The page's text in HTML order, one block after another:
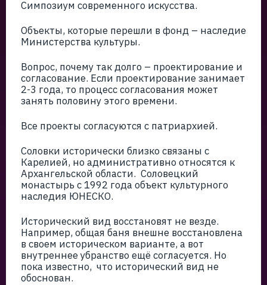
Симпозиум современного искусства.
Объекты, которые перешли в фонд – наследие
Министерства культуры.
Вопрос, почему так долго – проектирование и
согласование. Если проектирование занимает
2-3 года, то процесс согласования может
занять половину этого времени.
Все проекты согласуются с патриархией.
Соловки исторически близко связаны с
Карелией, но административно относятся к
Архангельской области. Соловецкий
монастырь с 1992 года объект культурного
наследия ЮНЕСКО.
Исторический вид восстановят не везде.
Например, общая баня внешне восстановлена
в своем историческом варианте, а вот
внутреннее убранство ещё согласуется. Но
пока известно, что исторический вид не
обоснован.